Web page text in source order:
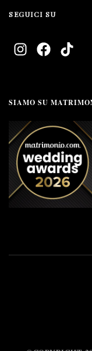
SEGUICI SU
SIAMO SU